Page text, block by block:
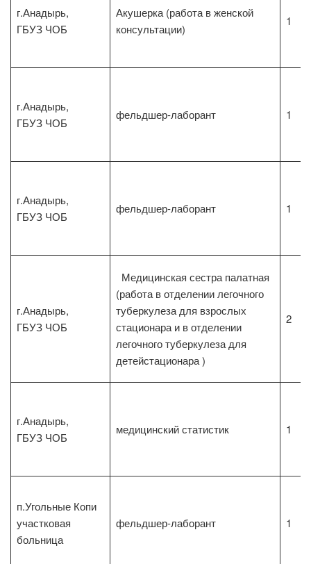
г.Анадырь,
ГБУЗ ЧОБ
Акушерка (работа в женской
консультации)
1
г.Анадырь,
ГБУЗ ЧОБ
фельдшер-лаборант 1
г.Анадырь,
ГБУЗ ЧОБ
фельдшер-лаборант 1
г.Анадырь,
ГБУЗ ЧОБ
Медицинская сестра палатная
(работа в отделении легочного
туберкулеза для взрослых
стационара и в отделении
легочного туберкулеза для
детейстационара )
2
г.Анадырь,
ГБУЗ ЧОБ
медицинский статистик 1
п.Угольные Копи
участковая
больница
фельдшер-лаборант 1